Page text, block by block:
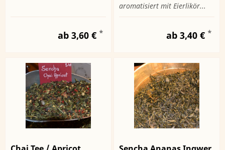
ab 3,60 € *
aromatisiert mit Eierlikör...
ab 3,40 € *